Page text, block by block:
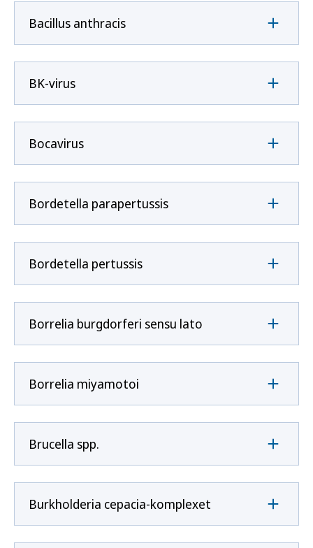
Bacillus anthracis
BK-virus
Bocavirus
Bordetella parapertussis
Bordetella pertussis
Borrelia burgdorferi sensu lato
Borrelia miyamotoi
Brucella spp.
Burkholderia cepacia-komplexet